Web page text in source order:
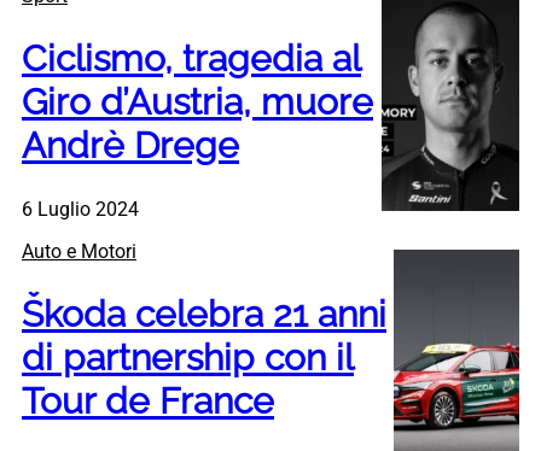
Ciclismo, tragedia al
Giro d’Austria, muore
Andrè Drege
6 Luglio 2024
Auto e Motori
Škoda celebra 21 anni
di partnership con il
Tour de France